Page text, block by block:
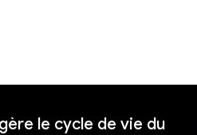
le cycle de vie du